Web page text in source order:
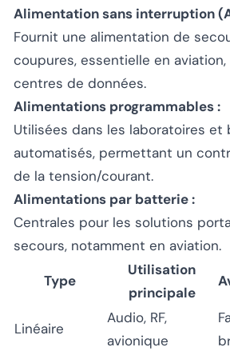
Alimentation sans interruption
Fournit une alimentation de
coupures, essentielle en
centres de données.
Alimentations programmables :
Utilisées dans les laboratoires
automatisés, permettant un
de la tension/courant.
Alimentations par batterie :
Centrales pour les solutions
secours, notamment en aviation.
Type
Utilisation
principale
Linéaire
Audio, RF,
avionique